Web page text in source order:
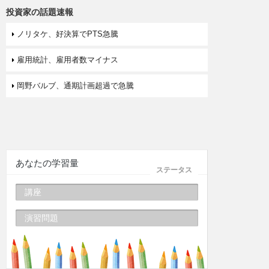
投資家の話題速報
ノリタケ、好決算でPTS急騰
雇用統計、雇用者数マイナス
岡野バルブ、通期計画超過で急騰
ステータス
あなたの学習量
講座
演習問題